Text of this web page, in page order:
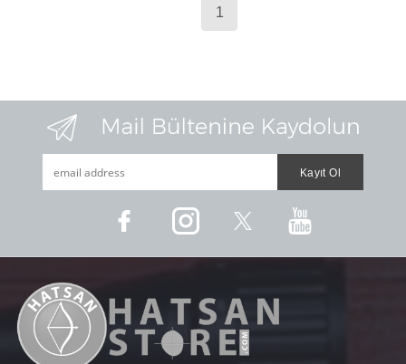
1